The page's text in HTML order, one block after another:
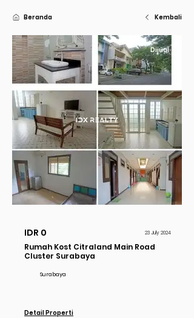
Beranda Kembali
Dijual
IDR 0 23 July 2024
Rumah Kost Citraland Main Road
Cluster Surabaya
Surabaya
Detail Properti